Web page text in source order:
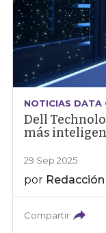
NOTICIAS DATA
Dell
más
29 Sep 2025
por
Compartir